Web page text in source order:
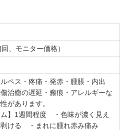
、モニター価格）
ルペス・疼痛・発赤・腫脹・内出
治癒の遅延・瘢痕・アレルギーな
があります。
ム】1週間程度 ・色味が濃く見え
ける ・まれに腫れ赤み痛み